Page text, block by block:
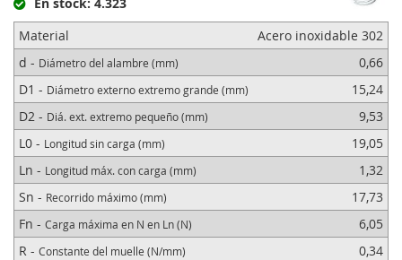
Material
Acero inoxidable 302
d - Diámetro del alambre (mm)
0,66
D1 - Diámetro externo extremo grande (mm)
15,24
D2 - Diá. ext. extremo pequeño (mm)
9,53
L0 - Longitud sin carga (mm)
19,05
Ln - Longitud máx. con carga (mm)
1,32
Sn - Recorrido máximo (mm)
17,73
Fn - Carga máxima en N en Ln (N)
6,05
R - Constante del muelle (N/mm) 0,34